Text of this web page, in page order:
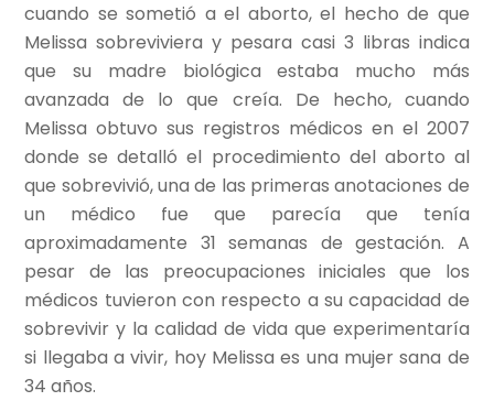
cuando se sometió a el aborto, el hecho de que
Melissa sobreviviera y pesara casi 3 libras indica
que su madre biológica estaba mucho más
avanzada de lo que creía. De hecho, cuando
Melissa obtuvo sus registros médicos en el 2007
donde se detalló el procedimiento del aborto al
que sobrevivió, una de las primeras anotaciones de
un médico fue que parecía que tenía
aproximadamente 31 semanas de gestación. A
pesar de las preocupaciones iniciales que los
médicos tuvieron con respecto a su capacidad de
sobrevivir y la calidad de vida que experimentaría
si llegaba a vivir, hoy Melissa es una mujer sana de
34 años.